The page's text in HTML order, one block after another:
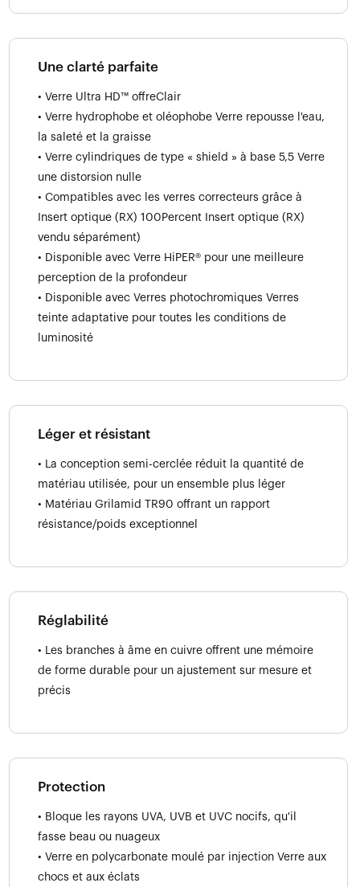
Une clarté parfaite
• Verre Ultra HD™ offreClair
• Verre hydrophobe et oléophobe Verre repousse l'eau,
la saleté et la graisse
• Verre cylindriques de type « shield » à base 5,5 Verre
une distorsion nulle
• Compatibles avec les verres correcteurs grâce à
Insert optique (RX) 100Percent Insert optique (RX)
vendu séparément)
• Disponible avec Verre HiPER® pour une meilleure
perception de la profondeur
• Disponible avec Verres photochromiques Verres
teinte adaptative pour toutes les conditions de
luminosité
Léger et résistant
• La conception semi-cerclée réduit la quantité de
matériau utilisée, pour un ensemble plus léger
• Matériau Grilamid TR90 offrant un rapport
résistance/poids exceptionnel
Réglabilité
• Les branches à âme en cuivre offrent une mémoire
de forme durable pour un ajustement sur mesure et
précis
Protection
• Bloque les rayons UVA, UVB et UVC nocifs, qu'il
fasse beau ou nuageux
• Verre en polycarbonate moulé par injection Verre aux
chocs et aux éclats